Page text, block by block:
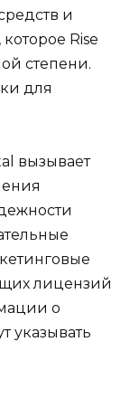
и
Rise
степени.
для
вызывает
лицензий
о
указывать